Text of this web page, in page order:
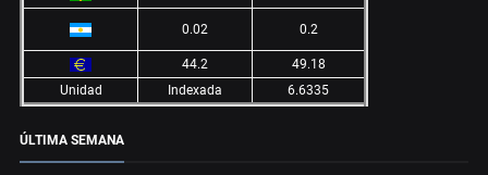
0.02 0.2
44.2
49.18
Unidad
Indexada 6.6335
ÚLTIMA SEMANA